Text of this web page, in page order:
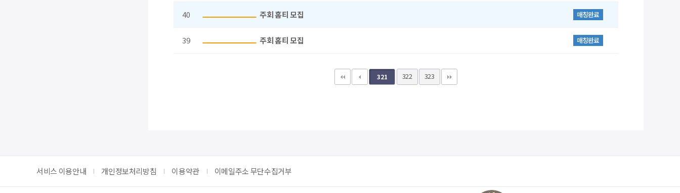
40 주회 홈티 모집 매칭완료
39 주회 홈티 모집 매칭완료
321 322 323
서비스 이용안내 개인정보처리방침 이용약관 이메일주소 무단수집거부